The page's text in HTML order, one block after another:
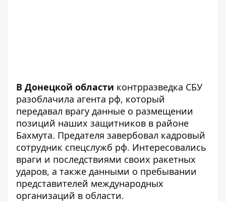
В Донецкой области контрразведка СБУ
разоблачила агента рф, который
передавал врагу данные о размещении
позиций наших защитников в районе
Бахмута. Предателя завербовал кадровый
сотрудник спецслужб рф. Интересовались
враги и последствиями своих ракетных
ударов, а также данными о пребывании
представителей международных
организаций в области.